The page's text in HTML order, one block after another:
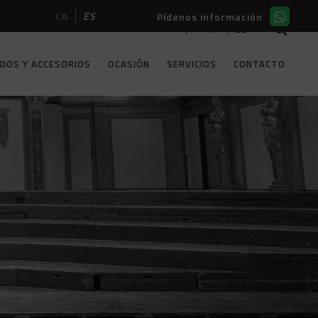
CA ES Pídenos información
STEINWAY & SONS
GROTRIAN STEINWEG
PETROF
C.BECHSTEIN
SEILER
SAUTER
Y ACCESORIOS OCASIÓN SERVICIOS CONTACTO
SCHIMMEL
PETROF
C.BECHSTEIN
SAUTER
SERVICIOS CONTACTO CA ES